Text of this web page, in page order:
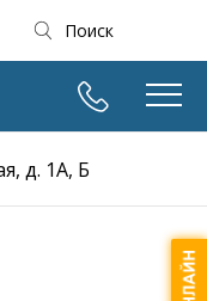
Поиск
д. 1А, Б